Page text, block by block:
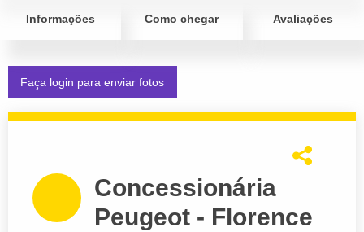
Informações Como chegar Avaliações
Faça login para enviar fotos
Concessionária
Peugeot - Florence